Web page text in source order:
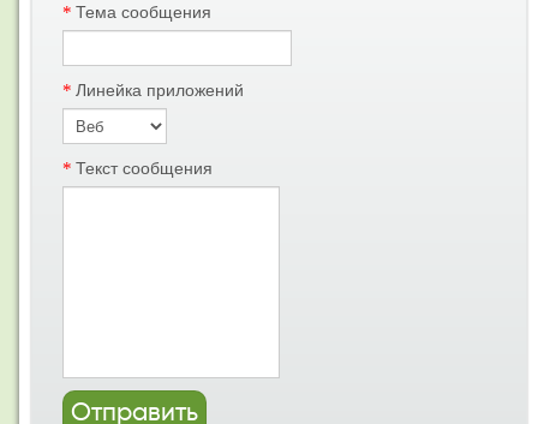
* Тема сообщения
* Линейка приложений
* Текст сообщения
Отправить